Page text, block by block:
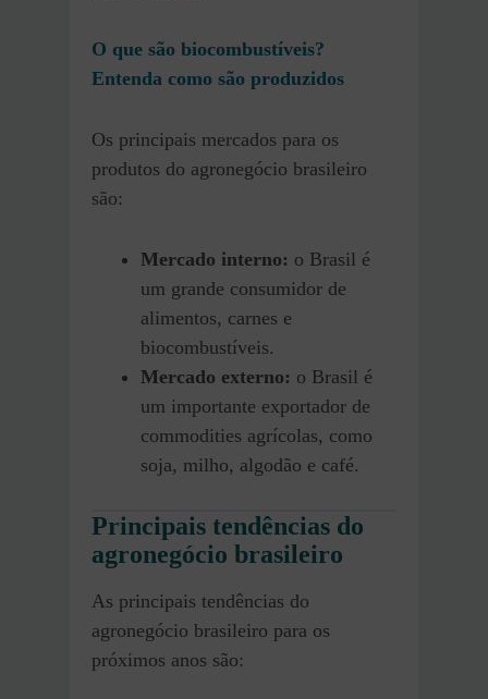
O que são biocombustíveis?
Entenda como são produzidos
Os principais mercados para os
produtos do agronegócio brasileiro
são:
Mercado interno: o Brasil é
um grande consumidor de
alimentos, carnes e
biocombustíveis.
Mercado externo: o Brasil é
um importante exportador de
commodities agrícolas, como
soja, milho, algodão e café.
Principais tendências do
agronegócio brasileiro
As principais tendências do
agronegócio brasileiro para os
próximos anos são: